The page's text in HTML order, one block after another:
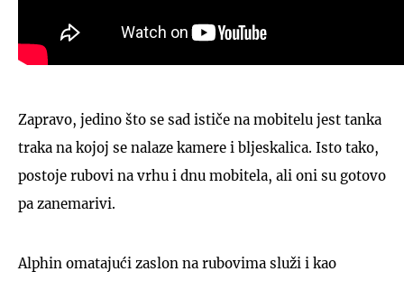
Zapravo, jedino što se sad ističe na mobitelu jest tanka
traka na kojoj se nalaze kamere i bljeskalica. Isto tako,
postoje rubovi na vrhu i dnu mobitela, ali oni su gotovo
pa zanemarivi.
Alphin omatajući zaslon na rubovima služi i kao